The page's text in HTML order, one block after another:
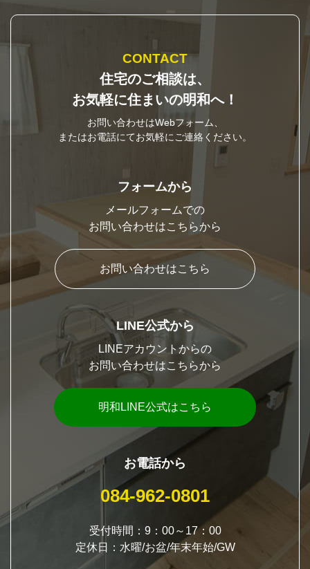
CONTACT
住宅のご相談は、
お気軽に住まいの明和へ！
お問い合わせはWebフォーム、
またはお電話にてお気軽にご連絡ください。
フォームから
メールフォームでの
お問い合わせはこちらから
お問い合わせはこちら
LINE公式から
LINEアカウントからの
お問い合わせはこちらから
明和LINE公式はこちら
お電話から
084-962-0801
受付時間：9：00～17：00
定休日：水曜/お盆/年末年始/GW